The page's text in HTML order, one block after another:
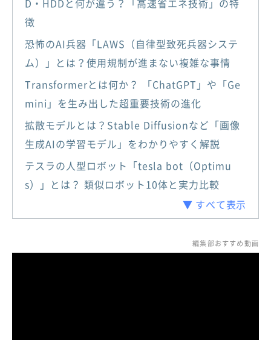
D・HDDと何が違う？「高速省エネ技術」の特
徴
恐怖のAI兵器「LAWS（自律型致死兵器システ
ム）」とは？使用規制が進まない複雑な事情
Transformerとは何か？ 「ChatGPT」や「Ge
mini」を生み出した超重要技術の進化
拡散モデルとは？Stable Diffusionなど「画像
生成AIの学習モデル」をわかりやすく解説
テスラの人型ロボット「tesla bot（Optimu
s）」とは？ 類似ロボット10体と実力比較
▼ すべて表示
編集部おすすめ動画